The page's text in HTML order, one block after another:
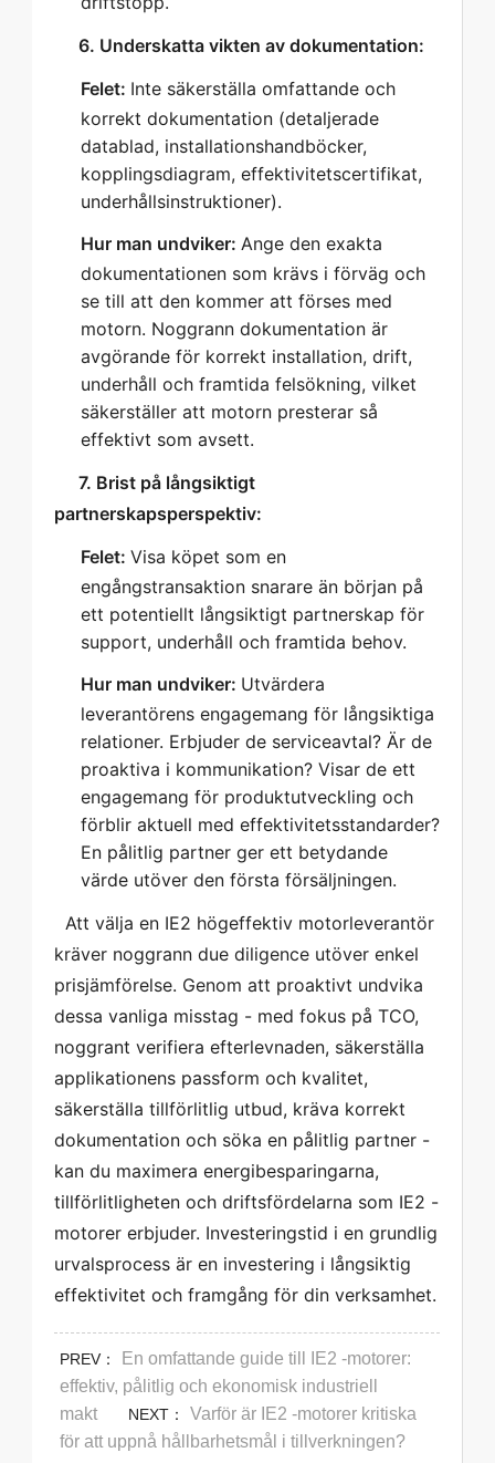
   6. Underskatta vikten av dokumentation:
Felet: Inte säkerställa omfattande och
korrekt dokumentation (detaljerade
datablad, installationshandböcker,
kopplingsdiagram, effektivitetscertifikat,
underhållsinstruktioner).
Hur man undviker: Ange den exakta
dokumentationen som krävs i förväg och
se till att den kommer att förses med
motorn. Noggrann dokumentation är
avgörande för korrekt installation, drift,
underhåll och framtida felsökning, vilket
säkerställer att motorn presterar så
effektivt som avsett.
   7. Brist på långsiktigt
partnerskapsperspektiv:
Felet: Visa köpet som en
engångstransaktion snarare än början på
ett potentiellt långsiktigt partnerskap för
support, underhåll och framtida behov.
Hur man undviker: Utvärdera
leverantörens engagemang för långsiktiga
relationer. Erbjuder de serviceavtal? Är de
proaktiva i kommunikation? Visar de ett
engagemang för produktutveckling och
förblir aktuell med effektivitetsstandarder?
En pålitlig partner ger ett betydande
värde utöver den första försäljningen.
kräver noggrann due diligence utöver enkel
prisjämförelse. Genom att proaktivt undvika
dessa vanliga misstag - med fokus på TCO,
noggrant verifiera efterlevnaden, säkerställa
applikationens passform och kvalitet,
säkerställa tillförlitlig utbud, kräva korrekt
dokumentation och söka en pålitlig partner -
kan du maximera energibesparingarna,
tillförlitligheten och driftsfördelarna som IE2 -
motorer erbjuder. Investeringstid i en grundlig
urvalsprocess är en investering i långsiktig
PREV：
En omfattande guide till IE2 -motorer:
effektiv, pålitlig och ekonomisk industriell
makt NEXT：
Varför är IE2 -motorer kritiska
för att uppnå hållbarhetsmål i tillverkningen?